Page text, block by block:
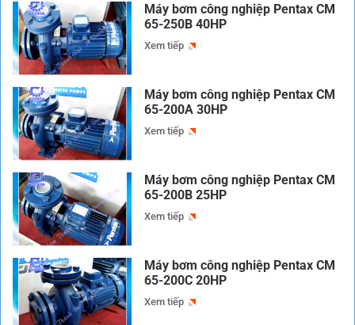
Máy bơm công nghiệp Pentax CM
65-250B 40HP
Xem tiếp
Máy bơm công nghiệp Pentax CM
65-200A 30HP
Xem tiếp
Máy bơm công nghiệp Pentax CM
65-200B 25HP
Xem tiếp
Máy bơm công nghiệp Pentax CM
65-200C 20HP
Xem tiếp